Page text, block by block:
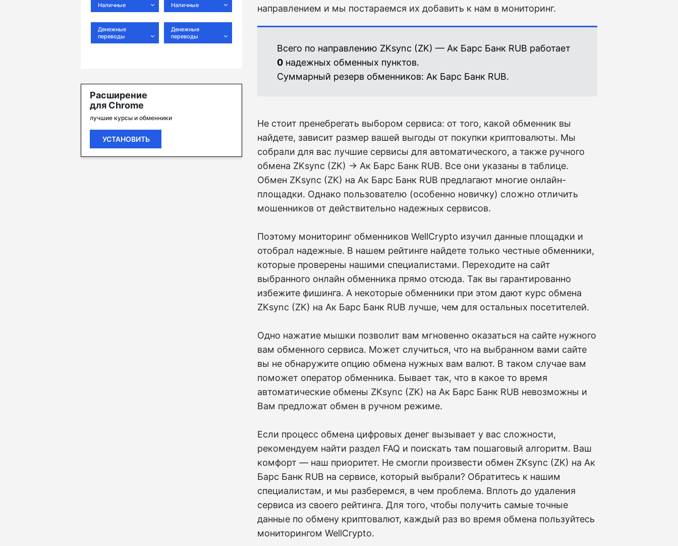
Наличные
Денежные
переводы
Наличные
Денежные
переводы
Расширение
для Chrome
лучшие курсы и обменники
УСТАНОВИТЬ
направлением и мы постараемся их добавить к нам в мониторинг.
Всего по направлению ZKsync (ZK) — Ак Барс Банк RUB работает
0 надежных обменных пунктов.
Суммарный резерв обменников: Ак Барс Банк RUB.
Не стоит пренебрегать выбором сервиса: от того, какой обменник вы
найдете, зависит размер вашей выгоды от покупки криптовалюты. Мы
собрали для вас лучшие сервисы для автоматического, а также ручного
обмена ZKsync (ZK) → Ак Барс Банк RUB. Все они указаны в таблице.
Обмен ZKsync (ZK) на Ак Барс Банк RUB предлагают многие онлайн-
площадки. Однако пользователю (особенно новичку) сложно отличить
мошенников от действительно надежных сервисов.
Поэтому мониторинг обменников WellCrypto изучил данные площадки и
отобрал надежные. В нашем рейтинге найдете только честные обменники,
которые проверены нашими специалистами. Переходите на сайт
выбранного онлайн обменника прямо отсюда. Так вы гарантированно
избежите фишинга. А некоторые обменники при этом дают курс обмена
ZKsync (ZK) на Ак Барс Банк RUB лучше, чем для остальных посетителей.
Одно нажатие мышки позволит вам мгновенно оказаться на сайте нужного
вам обменного сервиса. Может случиться, что на выбранном вами сайте
вы не обнаружите опцию обмена нужных вам валют. В таком случае вам
поможет оператор обменника. Бывает так, что в какое то время
автоматические обмены ZKsync (ZK) на Ак Барс Банк RUB невозможны и
Вам предложат обмен в ручном режиме.
Если процесс обмена цифровых денег вызывает у вас сложности,
рекомендуем найти раздел FAQ и поискать там пошаговый алгоритм. Ваш
комфорт — наш приоритет. Не смогли произвести обмен ZKsync (ZK) на Ак
Барс Банк RUB на сервисе, который выбрали? Обратитесь к нашим
специалистам, и мы разберемся, в чем проблема. Вплоть до удаления
сервиса из своего рейтинга. Для того, чтобы получить самые точные
данные по обмену криптовалют, каждый раз во время обмена пользуйтесь
мониторингом WellCrypto.